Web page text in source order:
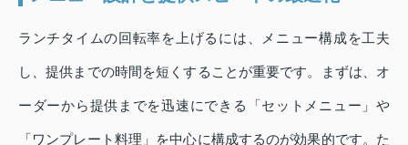
ランチタイムの回転率を上げるには、メニュー構成を工夫
し、提供までの時間を短くすることが重要です。まずは、オ
ーダーから提供までを迅速にできる「セットメニュー」や
「ワンプレート料理」を中心に構成するのが効果的です。た